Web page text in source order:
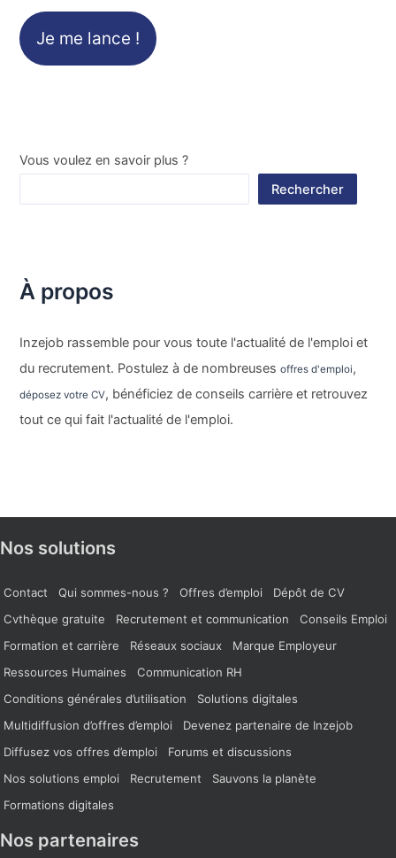
Je me lance !
Vous voulez en savoir plus ?
Rechercher
À propos
Inzejob rassemble pour vous toute l'actualité de l'emploi et
du recrutement. Postulez à de nombreusesoffres d'emploi,
déposez votre CV, bénéficiez de conseils carrière et retrouvez
tout ce qui fait l'actualité de l'emploi.
Nos solutions
Contact Qui sommes-nous ? Offres d’emploi
Dépôt de CV
Cvthèque gratuite
Recrutement et communication
Conseils Emploi
Formation et carrière
Réseaux sociaux
Marque Employeur
Ressources Humaines
Communication RH
Conditions générales d’utilisation
Solutions digitales
Multidiffusion d’offres d’emploi
Devenez partenaire de Inzejob
Diffusez vos offres d’emploi
Forums et discussions
Nos solutions emploi
Recrutement
Sauvons la planète
Formations digitales
Nos partenaires